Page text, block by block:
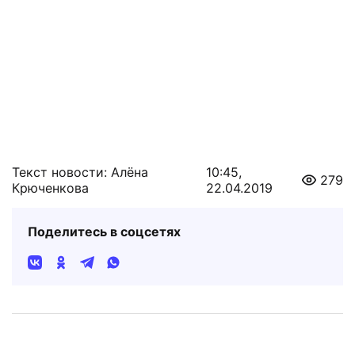
Текст новости: Алёна
Крюченкова
10:45,
22.04.2019
279
Поделитесь в соцсетях